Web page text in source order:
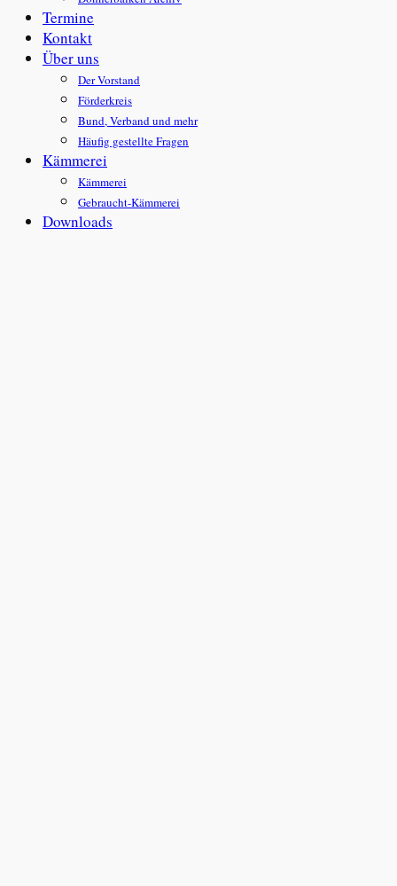
Termine
Kontakt
Über uns
Der Vorstand
Förderkreis
Bund, Verband und mehr
Häufig gestellte Fragen
Kämmerei
Kämmerei
Gebraucht-Kämmerei
Downloads